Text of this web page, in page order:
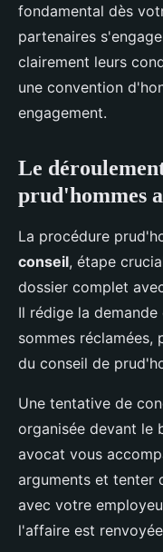
fondamental dès
partenaires
clairement leurs
une convention
engagement.
Le
prud'hommes
La procédure
conseil, étape
dossier complet
Il rédige la
sommes réclamées,
du conseil de
Une tentative de
organisée devant le
avocat vous
arguments et tenter
avec votre
l'affaire est